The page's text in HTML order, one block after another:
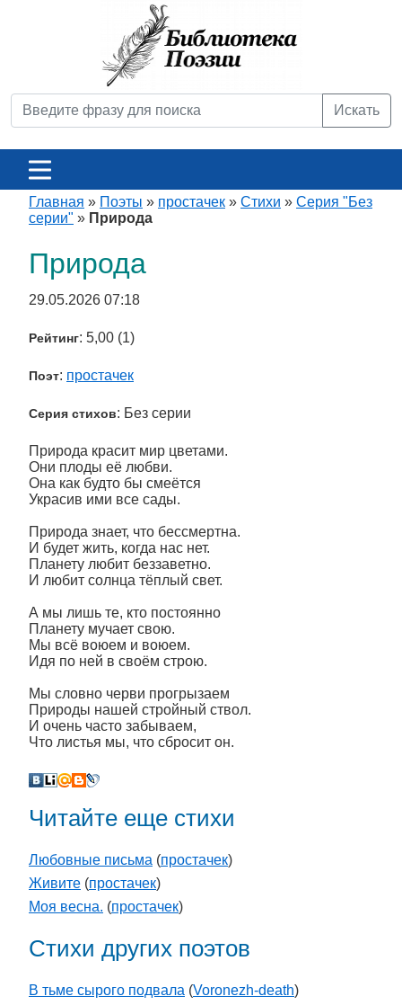
Искать
Главная » Поэты » простачек » Стихи » Серия "Без
серии" » Природа
Природа
29.05.2026 07:18
Рейтинг: 5,00 (1)
Поэт: простачек
Серия стихов: Без серии
Природа красит мир цветами.
Они плоды её любви.
Она как будто бы смеётся
Украсив ими все сады.
Природа знает, что бессмертна.
И будет жить, когда нас нет.
Планету любит беззаветно.
И любит солнца тёплый свет.
А мы лишь те, кто постоянно
Планету мучает свою.
Мы всё воюем и воюем.
Идя по ней в своём строю.
Мы словно черви прогрызаем
Природы нашей стройный ствол.
И очень часто забываем,
Что листья мы, что сбросит он.
Читайте еще стихи
Любовные письма (простачек)
Живите (простачек)
Моя весна. (простачек)
Стихи других поэтов
В тьме сырого подвала (Voronezh-death)